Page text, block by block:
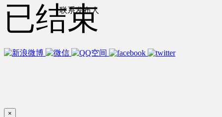
联系发布人
已结束
×